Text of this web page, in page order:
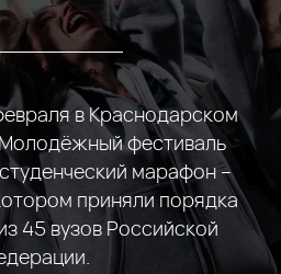
в Краснодарском
фестиваль
марафон –
приняли порядка
45 вузов Российской